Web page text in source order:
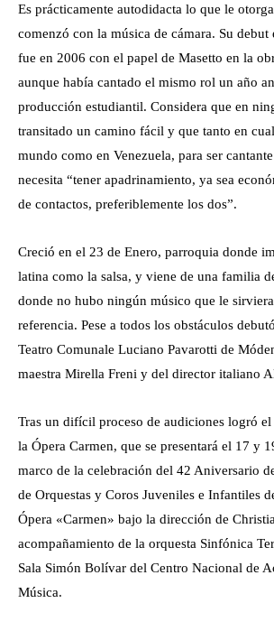
Es prácticamente autodidacta lo que le
comenzó con la música de cámara. Su
fue en 2006 con el papel de Masetto en la
aunque había cantado el mismo rol un año
producción estudiantil. Considera que en
transitado un camino fácil y que tanto en
mundo como en Venezuela, para ser
necesita “tener apadrinamiento, ya sea
de contactos, preferiblemente los dos”.
Creció en el 23 de Enero, parroquia donde
latina como la salsa, y viene de una familia
donde no hubo ningún músico que le
referencia. Pese a todos los obstáculos
Teatro Comunale Luciano Pavarotti de
maestra Mirella Freni y del director italiano
Tras un difícil proceso de audiciones logró
la Ópera Carmen, que se presentará el 17 y
marco de la celebración del 42 Aniversario
de Orquestas y Coros Juveniles e Infantiles
Ópera «Carmen» bajo la dirección de
acompañamiento de la orquesta Sinfónica
Sala Simón Bolívar del Centro Nacional de
Música.